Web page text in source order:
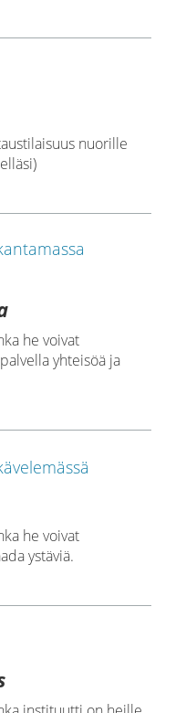
nuorille
he voivat
yhteisöä ja
he voivat
ystäviä.